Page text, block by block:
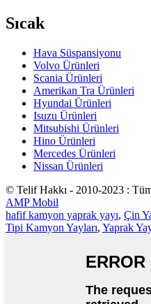
Sıcak
Hava Süspansiyonu
Volvo Ürünleri
Scania Ürünleri
Amerikan Tra Ürünleri
Hyundai Ürünleri
Isuzu Ürünleri
Mitsubishi Ürünleri
Hino Ürünleri
Mercedes Ürünleri
Nissan Ürünleri
© Telif Hakkı - 2010-2023 : Tüm
AMP Mobil
hafif kamyon yaprak yayı, Çin
Tipi Kamyon Yayları, Yaprak